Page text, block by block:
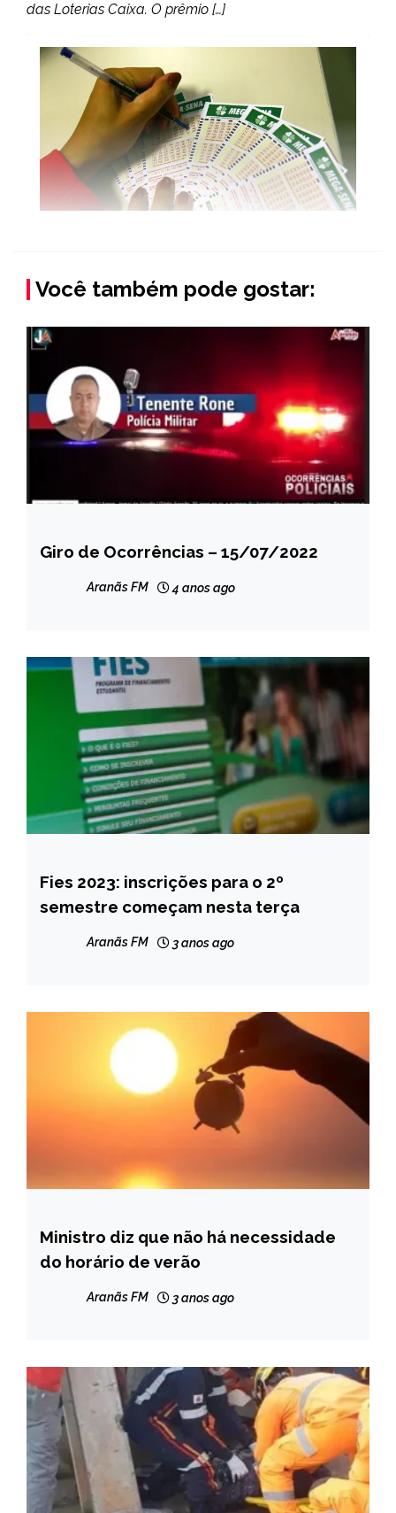
das Loterias Caixa. O prêmio […]
Você também pode gostar:
CAPELINHA
NOTÍCIAS
Giro de Ocorrências – 15/07/2022
Aranãs FM 4 anos ago
BRASIL
CAPELINHA
Fies 2023: inscrições para o 2º
semestre começam nesta terça
Aranãs FM 3 anos ago
BRASIL
CAPELINHA
Ministro diz que não há necessidade
do horário de verão
Aranãs FM 3 anos ago